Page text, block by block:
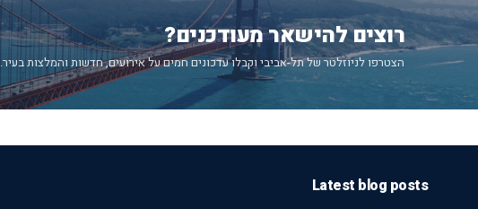
רוצים להישאר מעודכנים?
הצטרפו לניוזלטר של תל-אביבי וקבלו עדכונים חמים על אירועים, חדשות והמלצות בעיר.
Latest blog posts